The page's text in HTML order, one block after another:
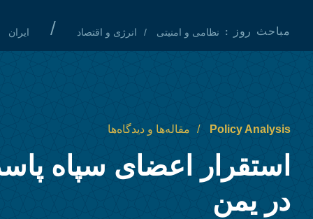
مباحث روز : نظامی و امنیتی انرژی و اقتصاد / ایران
Policy Analysis مقاله‌ها و دیدگاه‌ها
استقرار اعضای سپاه
در یمن